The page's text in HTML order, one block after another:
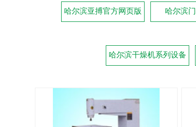
哈尔滨亚搏官方网页版 哈尔滨
哈尔滨干燥机系列设备